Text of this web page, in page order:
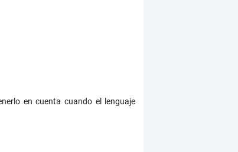
en cuenta cuando el lenguaje